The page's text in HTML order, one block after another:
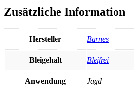
Zusätzliche Information
Hersteller Barnes
Bleigehalt Bleifrei
Anwendung Jagd